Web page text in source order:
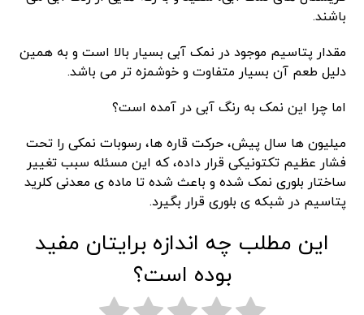
باشند.
مقدار پتاسیم موجود در نمک آبی بسیار بالا است و به همین
دلیل طعم آن بسیار متفاوت و خوشمزه تر می باشد.
اما چرا این نمک به رنگ آبی در آمده است؟
میلیون ها سال پیش، حرکت قاره ها، رسوبات نمکی را تحت
فشار عظیم تکتونیکی قرار داده، که این مسئله سبب تغییر
ساختار بلوری نمک شده و باعث شده تا ماده ی معدنی کلرید
پتاسیم در شبکه ی بلوری قرار بگیرد.
این مطلب چه اندازه برایتان مفید
بوده است؟